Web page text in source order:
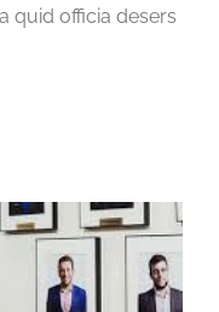
quid officia desers